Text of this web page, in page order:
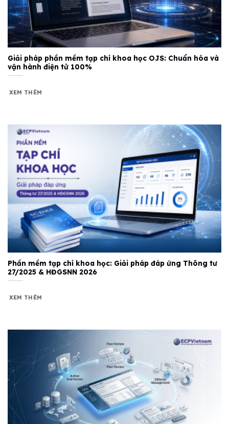
Giải pháp phần mềm tạp chí khoa học OJS: Chuẩn hóa và
vận hành điện tử 100%
XEM THÊM
Phần mềm tạp chí khoa học: Giải pháp đáp ứng Thông tư
27/2025 & HĐGSNN 2026
XEM THÊM